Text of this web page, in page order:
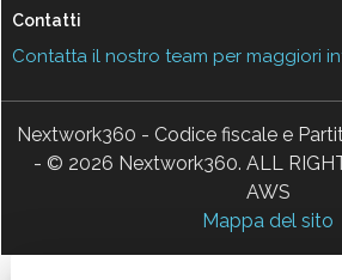
Contatti
Contatta il nostro team per maggiori
Nextwork360 - Codice fiscale e
- © 2026 Nextwork360. ALL
AWS
Mappa del sito